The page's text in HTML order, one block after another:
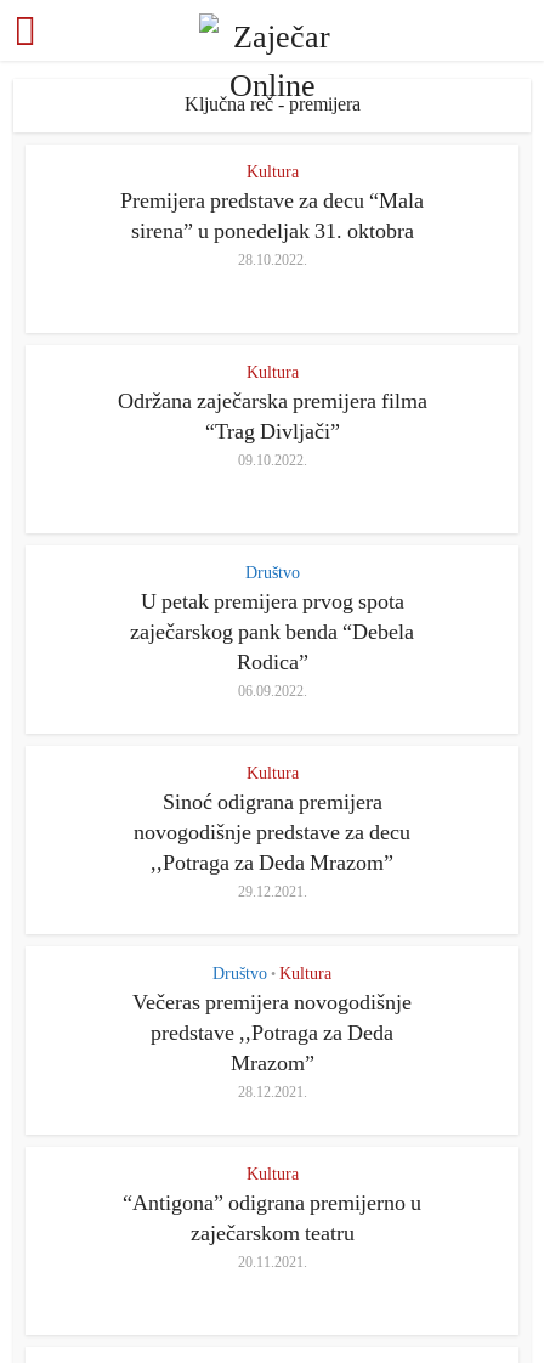
Ključna reč - premijera
Kultura
Premijera predstave za decu “Mala
sirena” u ponedeljak 31. oktobra
28.10.2022.
Kultura
Održana zaječarska premijera filma
“Trag Divljači”
09.10.2022.
Društvo
U petak premijera prvog spota
zaječarskog pank benda “Debela
Rodica”
06.09.2022.
Kultura
Sinoć odigrana premijera
novogodišnje predstave za decu
,,Potraga za Deda Mrazom”
29.12.2021.
Društvo • Kultura
Večeras premijera novogodišnje
predstave ,,Potraga za Deda
Mrazom”
28.12.2021.
Kultura
“Antigona” odigrana premijerno u
zaječarskom teatru
20.11.2021.